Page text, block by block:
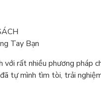
Tay Bạn
với rất nhiều phương pháp
tự mình tìm tòi, trải